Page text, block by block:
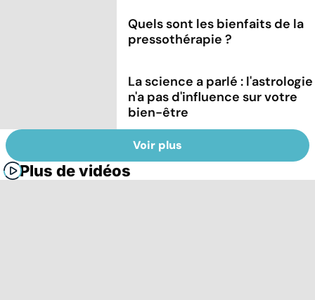
Quels sont les bienfaits de la
pressothérapie ?
La science a parlé : l'astrologie
n'a pas d'influence sur votre
bien-être
Voir plus
Plus de vidéos